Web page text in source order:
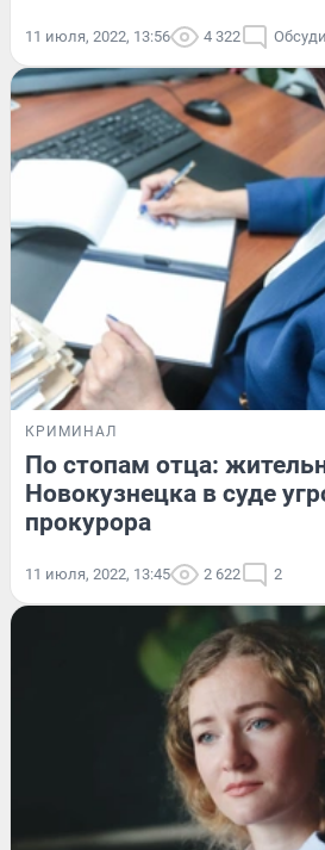
11 июля, 2022, 13:56 4 322
КРИМИНАЛ
По стопам отца:
Новокузнецка в суде
прокурора
11 июля, 2022, 13:45 2 622 2